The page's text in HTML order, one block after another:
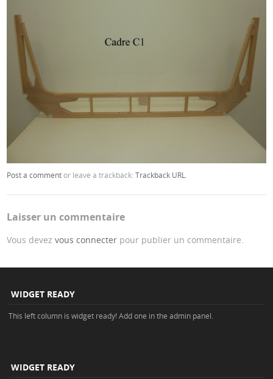
Post a commentor leave a trackback:Trackback URL
Laisser un commentaire
Vous devezvous connecter pour publier un commentaire.
WIDGET READY
This left column is widget ready! Add one in the admin panel.
WIDGET READY